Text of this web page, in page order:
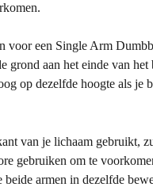
voor een Single Arm
grond aan het einde van
op dezelfde hoogte als je
van je lichaam gebruikt,
gebruiken om te
beide armen in dezelfde